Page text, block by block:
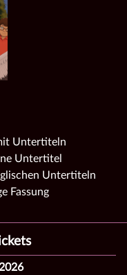
Untertiteln
Untertitel
Untertiteln
Fassung